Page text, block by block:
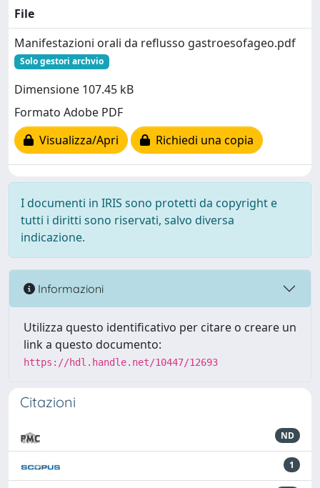
File
Manifestazioni orali da reflusso gastroesofageo.pdf
Solo gestori archvio
Dimensione 107.45 kB
Formato Adobe PDF
Visualizza/Apri
Richiedi una copia
I documenti in IRIS sono protetti da copyright e
tutti i diritti sono riservati, salvo diversa
indicazione.
Informazioni
Utilizza questo identificativo per citare o creare un
link a questo documento:
https://hdl.handle.net/10447/12693
Citazioni
ND
1